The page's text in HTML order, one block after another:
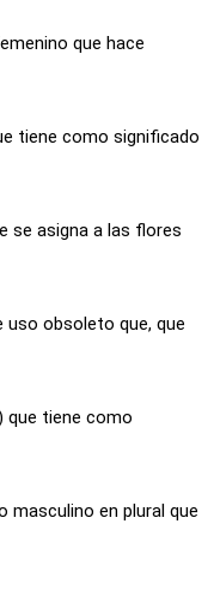
que hace
tiene como significado
se asigna a las flores
uso obsoleto que, que
que tiene como
masculino en plural que